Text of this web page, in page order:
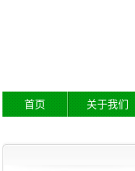
首页 关于我们